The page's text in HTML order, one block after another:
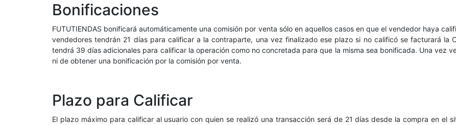
Bonificaciones
FUTUTIENDAS bonificará automáticamente una comisión por venta sólo en aquellos casos en que el vendedor haya
vendedores tendrán 21 días para calificar a la contraparte, una vez finalizado ese plazo si no calificó se facturará la
tendrá 39 días adicionales para calificar la operación como no concretada para que la misma sea bonificada. Una vez
ni de obtener una bonificación por la comisión por venta.
Plazo para Calificar
El plazo máximo para calificar al usuario con quien se realizó una transacción será de 21 días desde la compra en el